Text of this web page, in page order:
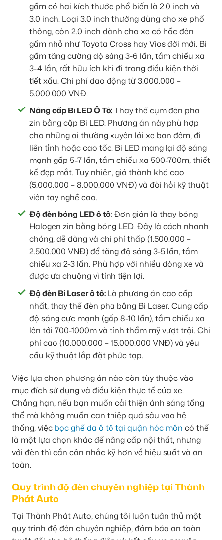
gầm có hai kích thước phổ biến là 2.0 inch và
3.0 inch. Loại 3.0 inch thường dùng cho xe phổ
thông, còn 2.0 inch dành cho xe có hốc đèn
gầm nhỏ như Toyota Cross hay Vios đời mới. Bi
gầm tăng cường độ sáng 3-6 lần, tầm chiếu xa
3-4 lần, rất hữu ích khi đi trong điều kiện thời
tiết xấu. Chi phí dao động từ 3.000.000 –
5.000.000 VNĐ.
Nâng cấp Bi LED Ô Tô:Thay thế cụm đèn pha
zin bằng cặp Bi LED. Phương án này phù hợp
cho những ai thường xuyên lái xe ban đêm, đi
liên tỉnh hoặc cao tốc. Bi LED mang lại độ sáng
mạnh gấp 5-7 lần, tầm chiếu xa 500-700m, thiết
kế đẹp mắt. Tuy nhiên, giá thành khá cao
(5.000.000 – 8.000.000 VNĐ) và đòi hỏi kỹ thuật
viên tay nghề cao.
Độ đèn bóng LED ô tô:Đơn giản là thay bóng
Halogen zin bằng bóng LED. Đây là cách nhanh
chóng, dễ dàng và chi phí thấp (1.500.000 –
2.500.000 VNĐ) để tăng độ sáng 3-5 lần, tầm
chiếu xa 2-3 lần. Phù hợp với nhiều dòng xe và
được ưa chuộng vì tính tiện lợi.
Độ đèn Bi Laser ô tô: Là phương án cao cấp
nhất, thay thế đèn pha bằng Bi Laser. Cung cấp
độ sáng cực mạnh (gấp 8-10 lần), tầm chiếu xa
lên tới 700-1000m và tính thẩm mỹ vượt trội. Chi
phí cao (10.000.000 – 15.000.000 VNĐ) và yêu
cầu kỹ thuật lắp đặt phức tạp.
Việc lựa chọn phương án nào còn tùy thuộc vào
mục đích sử dụng và điều kiện thực tế của xe.
Chẳng hạn, nếu bạn muốn cải thiện ánh sáng tổng
thể mà không muốn can thiệp quá sâu vào hệ
thống, việc bọc ghế da ô tô tại quận hóc môn có thể
là một lựa chọn khác để nâng cấp nội thất, nhưng
với đèn thì cần cân nhắc kỹ hơn về hiệu suất và an
toàn.
Quy trình độ đèn chuyên nghiệp tại Thành
Phát Auto
Tại Thành Phát Auto, chúng tôi luôn tuân thủ một
quy trình độ đèn chuyên nghiệp, đảm bảo an toàn